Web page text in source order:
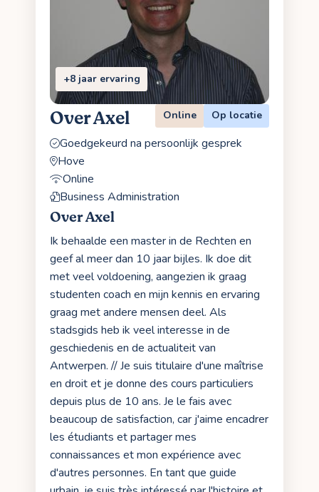
+8 jaar ervaring
Over Axel Online Op locatie
Goedgekeurd na persoonlijk gesprek
Hove
Online
Business Administration
Over Axel
Ik behaalde een master in de Rechten en
geef al meer dan 10 jaar bijles. Ik doe dit
met veel voldoening, aangezien ik graag
studenten coach en mijn kennis en ervaring
graag met andere mensen deel. Als
stadsgids heb ik veel interesse in de
geschiedenis en de actualiteit van
Antwerpen. // Je suis titulaire d'une maîtrise
en droit et je donne des cours particuliers
depuis plus de 10 ans. Je le fais avec
beaucoup de satisfaction, car j'aime encadrer
les étudiants et partager mes
connaissances et mon expérience avec
d'autres personnes. En tant que guide